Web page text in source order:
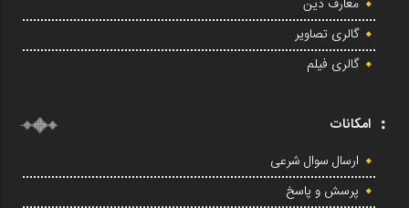
گالری تصاویر
گالری فیلم
امکانات
ارسال سوال شرعی
پرسش و پاسخ